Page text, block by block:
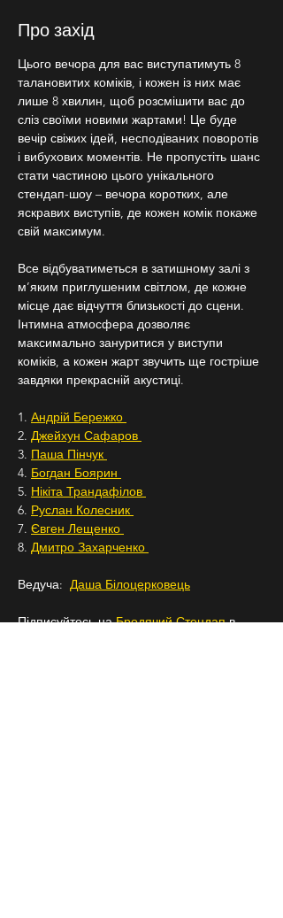
Про захід
Цього вечора для вас виступатимуть 8
талановитих коміків, і кожен із них має
лише 8 хвилин, щоб розсмішити вас до
сліз своїми новими жартами! Це буде
вечір свіжих ідей, несподіваних поворотів
і вибухових моментів. Не пропустіть шанс
стати частиною цього унікального
стендап-шоу – вечора коротких, але
яскравих виступів, де кожен комік покаже
свій максимум.
Все відбуватиметься в затишному залі з
м’яким приглушеним світлом, де кожне
місце дає відчуття близькості до сцени.
Інтимна атмосфера дозволяє
максимально зануритися у виступи
коміків, а кожен жарт звучить ще гостріше
завдяки прекрасній акустиці.
1. Андрій Бережко
2. Джейхун Сафаров
3. Паша Пінчук
4. Богдан Боярин
5. Нікіта Трандафілов
6. Руслан Колесник
7. Євген Лещенко
8. Дмитро Захарченко
Ведуча: Даша Білоцерковець
Підписуйтесь на Бродячий Стендап в